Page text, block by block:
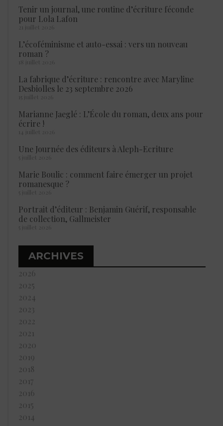
Tenir un journal, une routine d’écriture féconde
pour Lola Lafon
21 juillet 2026
L’écoféminisme et auto-essai : vers un nouveau
roman ?
18 juillet 2026
La fabrique d’écriture : rencontre avec Maryline
Desbiolles le 23 septembre 2026
15 juillet 2026
Marianne Jaeglé : L’École du roman, deux ans pour
écrire !
14 juillet 2026
Une Journée des éditeurs à Aleph-Ecriture
5 juillet 2026
Marie Boulic : comment faire émerger un projet
romanesque ?
5 juillet 2026
Portrait d’éditeur : Benjamin Guérif, responsable
de collection, Gallmeister
5 juillet 2026
ARCHIVES
2026
2025
2024
2023
2022
2021
2020
2019
2018
2017
2016
2015
2014